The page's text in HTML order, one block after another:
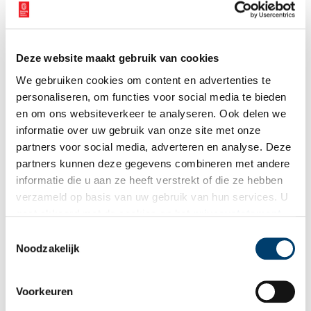
Deze website maakt gebruik van cookies
We gebruiken cookies om content en advertenties te
personaliseren, om functies voor social media te bieden
en om ons websiteverkeer te analyseren. Ook delen we
informatie over uw gebruik van onze site met onze
partners voor social media, adverteren en analyse. Deze
partners kunnen deze gegevens combineren met andere
informatie die u aan ze heeft verstrekt of die ze hebben
verzameld op basis van uw gebruik van hun services. U
Noodzakelijk
Voorkeuren
De kern van het boerenbedrijf en het grootste verschil met de
niet onbelangrijke schakel in een lange keten van mensen, die
verloren in Nederland. Maar in West-Friesland, bij deze boeren, is
de keten nog niet verbroken.
Auteur: Saskia Goldschmidt / Het 5e Kwartier
Meer weten over de melkveehouderij:
Rundveemuseum Aat
Grootes
Publicatiedatum: 05/08/2011
Ontvang de nieuwsbrief
Wilt u op de hoogte blijven van de mooiste verhalen en het